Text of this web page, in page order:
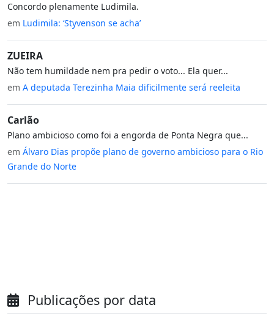
Concordo plenamente Ludimila.
em Ludimila: ‘Styvenson se acha’
ZUEIRA
Não tem humildade nem pra pedir o voto... Ela quer...
em A deputada Terezinha Maia dificilmente será reeleita
Carlão
Plano ambicioso como foi a engorda de Ponta Negra que...
em Álvaro Dias propõe plano de governo ambicioso para o Rio
Grande do Norte
Publicações por data